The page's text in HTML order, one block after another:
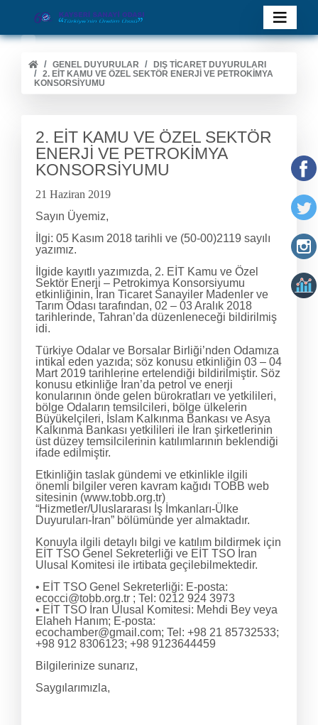
GENEL DUYURULAR
DIŞ TİCARET DUYURULARI
2. EİT KAMU VE ÖZEL SEKTÖR ENERJİ VE PETROKİMYA
KONSORSİYUMU
2. EİT KAMU VE ÖZEL SEKTÖR
ENERJİ VE PETROKİMYA
KONSORSİYUMU
21 Haziran 2019
Sayın Üyemiz,
İlgi: 05 Kasım 2018 tarihli ve (50-00)2119 sayılı
yazımız.
İlgide kayıtlı yazımızda, 2. EİT Kamu ve Özel
Sektör Enerji – Petrokimya Konsorsiyumu
etkinliğinin, İran Ticaret Sanayiler Madenler ve
Tarım Odası tarafından, 02 – 03 Aralık 2018
tarihlerinde, Tahran’da düzenleneceği bildirilmiş
idi.
Türkiye Odalar ve Borsalar Birliği’nden Odamıza
intikal eden yazıda; söz konusu etkinliğin 03 – 04
Mart 2019 tarihlerine ertelendiği bildirilmiştir. Söz
konusu etkinliğe İran’da petrol ve enerji
konularının önde gelen bürokratları ve yetkilileri,
bölge Odaların temsilcileri, bölge ülkelerin
Büyükelçileri, İslam Kalkınma Bankası ve Asya
Kalkınma Bankası yetkilileri ile İran şirketlerinin
üst düzey temsilcilerinin katılımlarının beklendiği
ifade edilmiştir.
Etkinliğin taslak gündemi ve etkinlikle ilgili
önemli bilgiler veren kavram kağıdı TOBB web
sitesinin (www.tobb.org.tr)
“Hizmetler/Uluslararası İş İmkanları-Ülke
Duyuruları-İran” bölümünde yer almaktadır.
Konuyla ilgili detaylı bilgi ve katılım bildirmek için
EİT TSO Genel Sekreterliği ve EİT TSO İran
Ulusal Komitesi ile irtibata geçilebilmektedir.
• EİT TSO Genel Sekreterliği: E-posta:
ecocci@tobb.org.tr ; Tel: 0212 924 3973
• EİT TSO İran Ulusal Komitesi: Mehdi Bey veya
Elaheh Hanım; E-posta:
ecochamber@gmail.com; Tel: +98 21 85732533;
+98 912 8306123; +98 9123644459
Bilgilerinize sunarız,
Saygılarımızla,